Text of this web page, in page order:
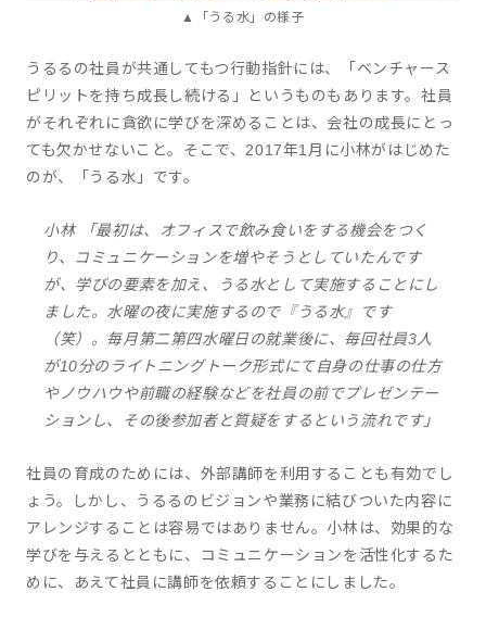
▲「うる水」の様子
うるるの社員が共通してもつ行動指針には、「ベンチャース
ピリットを持ち成長し続ける」というものもあります。社員
がそれぞれに貪欲に学びを深めることは、会社の成長にとっ
ても欠かせないこと。そこで、2017年1月に小林がはじめた
のが、「うる水」です。
小林 「最初は、オフィスで飲み食いをする機会をつく
り、コミュニケーションを増やそうとしていたんです
が、学びの要素を加え、うる水として実施することにし
ました。水曜の夜に実施するので『うる水』です
（笑）。毎月第二第四水曜日の就業後に、毎回社員3人
が10分のライトニングトーク形式にて自身の仕事の仕方
やノウハウや前職の経験などを社員の前でプレゼンテー
ションし、その後参加者と質疑をするという流れです」
社員の育成のためには、外部講師を利用することも有効でし
ょう。しかし、うるるのビジョンや業務に結びついた内容に
アレンジすることは容易ではありません。小林は、効果的な
学びを与えるとともに、コミュニケーションを活性化するた
めに、あえて社員に講師を依頼することにしました。